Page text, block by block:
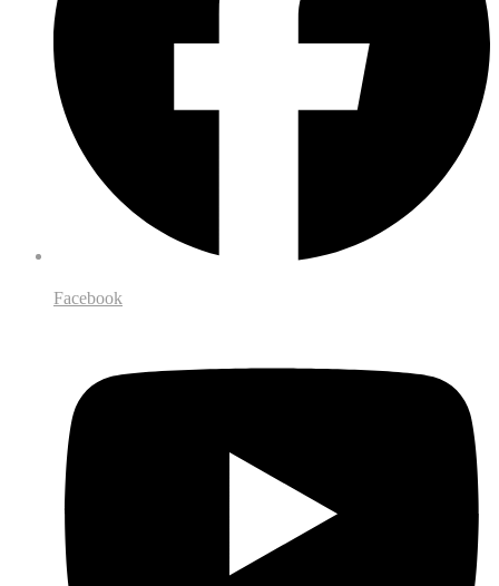
Facebook